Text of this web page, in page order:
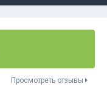
Просмотреть отзывы